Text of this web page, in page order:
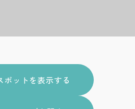
ポットを表示する